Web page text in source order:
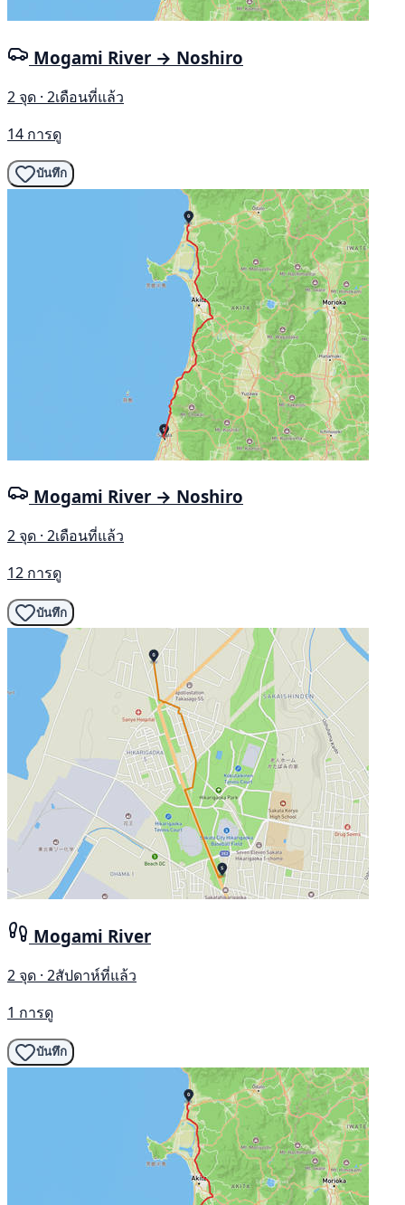
Mogami River → Noshiro
2 จุด · 2เดือนที่แล้ว
14 การดู
บันทึก
Mogami River → Noshiro
2 จุด · 2เดือนที่แล้ว
12 การดู
บันทึก
Mogami River
2 จุด · 2สัปดาห์ที่แล้ว
1 การดู
บันทึก